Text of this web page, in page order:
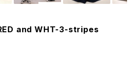
and WHT-3-stripes